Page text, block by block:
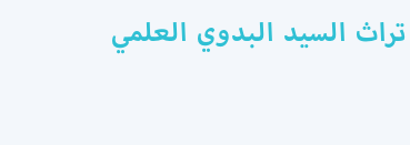
السيد البدوي العلمي